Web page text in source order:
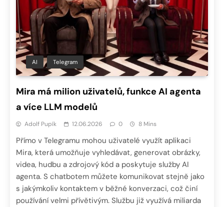
AI Telegram
Mira má milion uživatelů, funkce AI agenta
a více LLM modelů
Adolf Pupík 12.06.2026 0 8 Mins
Přímo v Telegramu mohou uživatelé využít aplikaci
Mira, která umožňuje vyhledávat, generovat obrázky,
videa, hudbu a zdrojový kód a poskytuje služby AI
agenta. S chatbotem můžete komunikovat stejně jako
s jakýmkoliv kontaktem v běžné konverzaci, což činí
používání velmi přívětivým. Službu již využívá miliarda